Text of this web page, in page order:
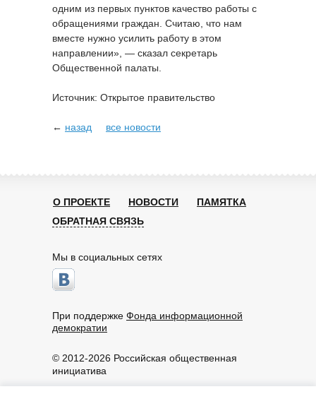
одним из первых пунктов качество работы с
обращениями граждан. Считаю, что нам
вместе нужно усилить работу в этом
направлении», — сказал секретарь
Общественной палаты.
Источник: Открытое правительство
← назад все новости
© 2012-2026 Российская общественная
инициатива
О ПРОЕКТЕ НОВОСТИ
ПАМЯТКА
ОБРАТНАЯ СВЯЗЬ
Мы в социальных сетях
При поддержке Фонда информационной
демократии